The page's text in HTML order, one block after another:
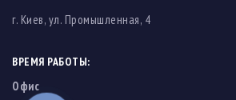
г. Киев, ул. Промышленная, 4
ВРЕМЯ РАБОТЫ:
Офис